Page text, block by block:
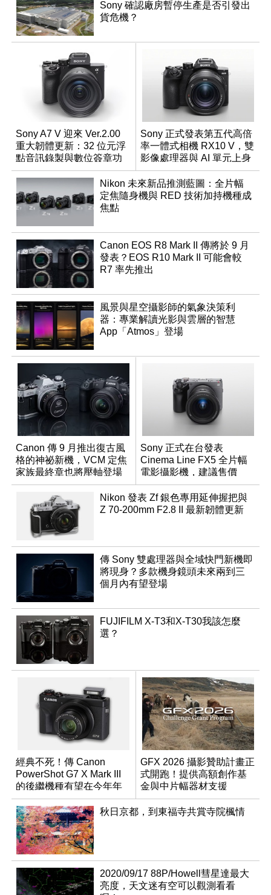
Sony 確認廠房暫停生產是否引發出
貨危機？
Sony A7 V 迎來 Ver.2.00
重大韌體更新：32 位元浮
點音訊錄製與數位簽章功
能登場
Sony 正式發表第五代高倍
率一體式相機 RX10 V，雙
影像處理器與 AI 單元上身
Nikon 未來新品推測藍圖：全片幅
定焦隨身機與 RED 技術加持機種成
焦點
Canon EOS R8 Mark II 傳將於 9 月
發表？EOS R10 Mark II 可能會較
R7 率先推出
風景與星空攝影師的氣象決策利
器：專業解讀光影與雲層的智慧
App「Atmos」登場
Canon 傳 9 月推出復古風
格的神祕新機，VCM 定焦
家族最終章也將壓軸登場
Sony 正式在台發表
Cinema Line FX5 全片幅
電影攝影機，建議售價
NT$144,980
Nikon 發表 Zf 銀色專用延伸握把與
Z 70-200mm F2.8 II 最新韌體更新
傳 Sony 雙處理器與全域快門新機即
將現身？多款機身鏡頭未來兩到三
個月內有望登場
FUJIFILM X-T3和X-T30我該怎麼
選？
經典不死！傳 Canon
PowerShot G7 X Mark III
的後繼機種有望在今年年
底前推出？
GFX 2026 攝影贊助計畫正
式開跑！提供高額創作基
金與中片幅器材支援
秋日京都，到東福寺共賞寺院楓情
2020/09/17 88P/Howell彗星達最大
亮度，天文迷有空可以觀測看看